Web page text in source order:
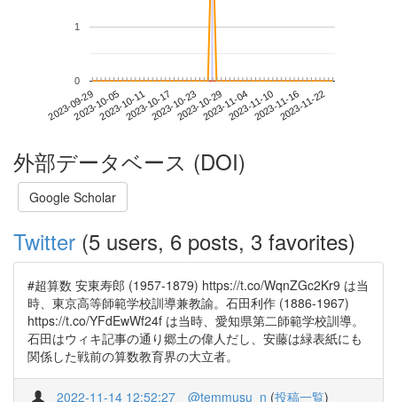
2023-09-292023-10-052023-10-112023-10-172023-10-232023-10-292023-11-042023-11-102023-11-162023-11-22
0
1
外部データベース (DOI)
Google Scholar
Twitter (5 users, 6 posts, 3 favorites)
#超算数 安東寿郎 (1957-1879) https://t.co/WqnZGc2Kr9 は当
時、東京高等師範学校訓導兼教諭。石田利作 (1886-1967)
https://t.co/YFdEwWf24f は当時、愛知県第二師範学校訓導。
石田はウィキ記事の通り郷土の偉人だし、安藤は緑表紙にも
関係した戦前の算数教育界の大立者。
2022-11-14 12:52:27 @temmusu_n (投稿一覧)